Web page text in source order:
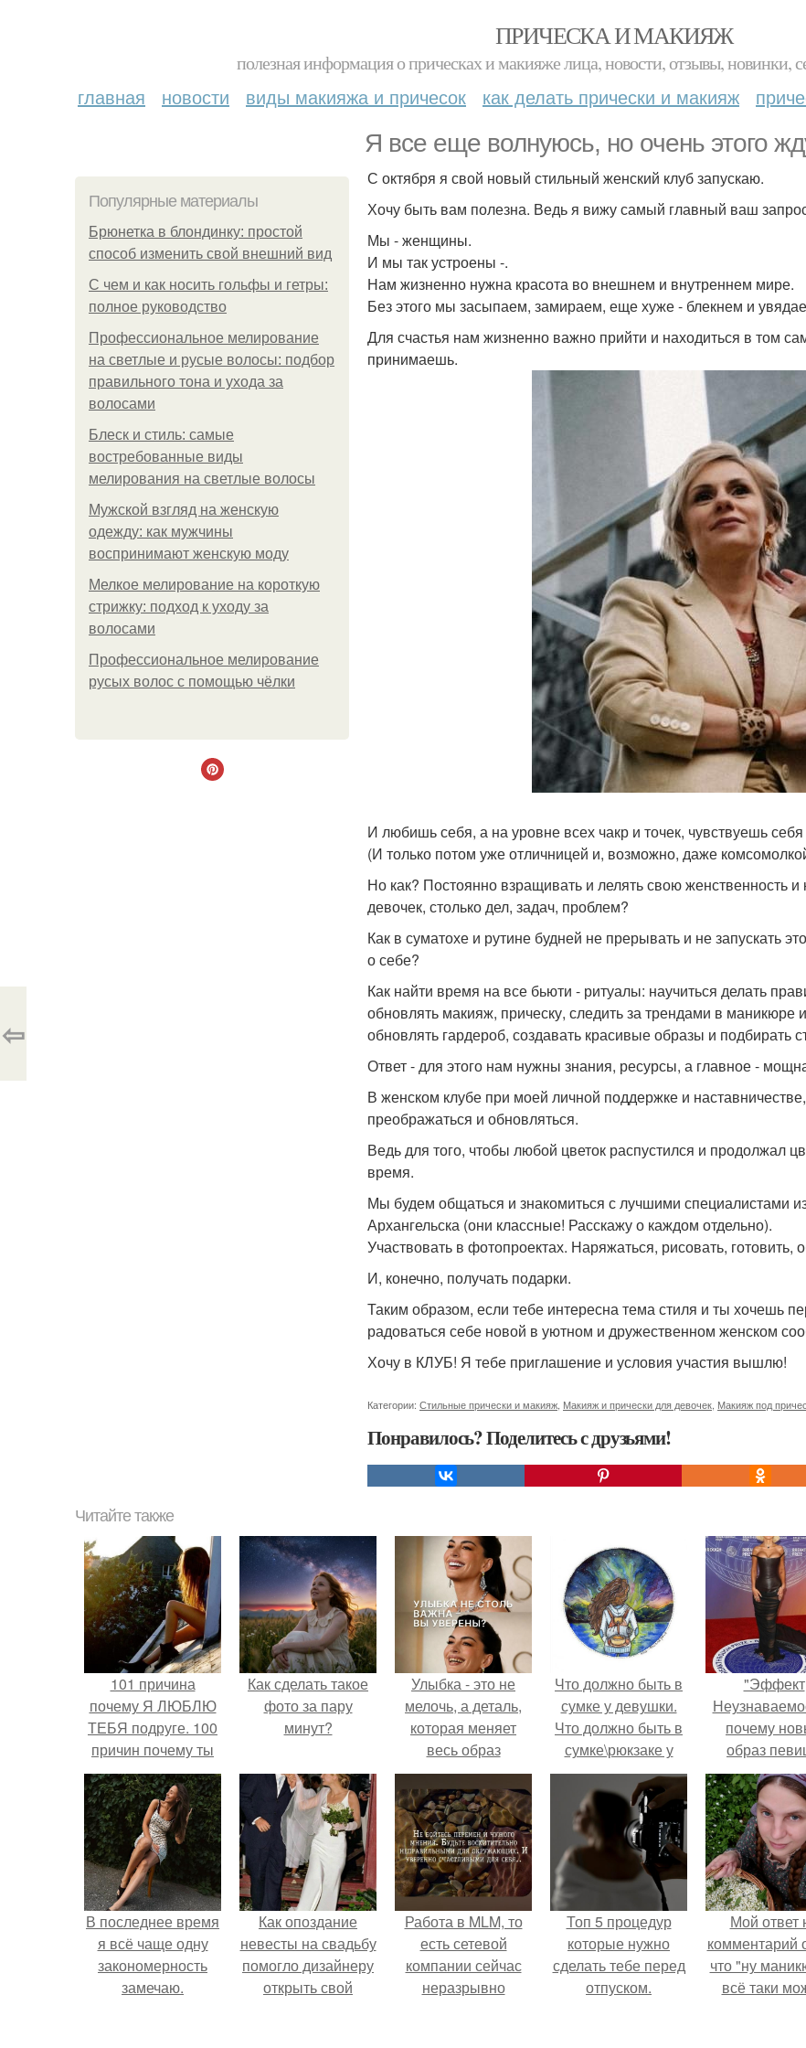
ПРИЧЕСКА И МАКИЯЖ
полезная информация о прическах и макияже лица, новости, отзывы, новинки,
главная новости виды макияжа и причесок как делать прически и макияж
Я все еще волнуюсь, но очень этого
Популярные материалы
Брюнетка в блондинку: простой
способ изменить свой внешний вид
С чем и как носить гольфы и гетры:
полное руководство
Профессиональное мелирование
на светлые и русые волосы: подбор
правильного тона и ухода за
волосами
Блеск и стиль: самые
востребованные виды
мелирования на светлые волосы
Мужской взгляд на женскую
одежду: как мужчины
воспринимают женскую моду
Мелкое мелирование на короткую
стрижку: подход к уходу за
волосами
Профессиональное мелирование
русых волос с помощью чёлки
С октября я свой новый стильный женский клуб запускаю.
Хочу быть вам полезна. Ведь я вижу самый главный ваш
Мы - женщины.
И мы так устроены -.
Нам жизненно нужна красота во внешнем и внутреннем мире.
Без этого мы засыпаем, замираем, еще хуже - блекнем и
Для счастья нам жизненно важно прийти и находиться в том
принимаешь.
И любишь себя, а на уровне всех чакр и точек, чувствуешь
(И только потом уже отличницей и, возможно, даже
Но как? Постоянно взращивать и лелять свою женственность и
девочек, столько дел, задач, проблем?
Как в суматохе и рутине будней не прерывать и не запускать
о себе?
Как найти время на все бьюти - ритуалы: научиться делать
обновлять макияж, прическу, следить за трендами в маникюре
обновлять гардероб, создавать красивые образы и подбирать
Ответ - для этого нам нужны знания, ресурсы, а главное -
В женском клубе при моей личной поддержке и
преображаться и обновляться.
Ведь для того, чтобы любой цветок распустился и продолжал
время.
Мы будем общаться и знакомиться с лучшими специалистами
Архангельска (они классные! Расскажу о каждом отдельно).
Участвовать в фотопроектах. Наряжаться, рисовать, готовить,
И, конечно, получать подарки.
Таким образом, если тебе интересна тема стиля и ты хочешь
радоваться себе новой в уютном и дружественном женском
Хочу в КЛУБ! Я тебе приглашение и условия участия вышлю!
Категории: Стильные прически и макияж Макияж и прически для девочек Макияж под
Понравилось? Поделитесь с друзьями!
⇦
Читайте также
101 причина
почему Я ЛЮБЛЮ
ТЕБЯ подруге. 100
причин почему ты
моя лучшая
подруга.
Как сделать такое
фото за пару
минут?
Улыбка - это не
мелочь, а деталь,
которая меняет
весь образ
человека.
Что должно быть в
сумке у девушки.
Что должно быть в
сумке\рюкзаке у
каждой девушки?
"Эффект
почему
образ
вызвал
гранях
В последнее время
я всё чаще одну
закономерность
замечаю.
Как опоздание
невесты на свадьбу
помогло дизайнеру
открыть свой
Работа в MLM, то
есть сетевой
компании сейчас
неразрывно
Топ 5 процедур
которые нужно
сделать тебе перед
отпуском.
Мой ответ
комментарий
что "ну
всё таки